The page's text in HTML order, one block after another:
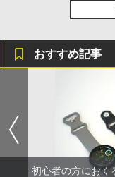
おすすめ記事
初心者の方におく